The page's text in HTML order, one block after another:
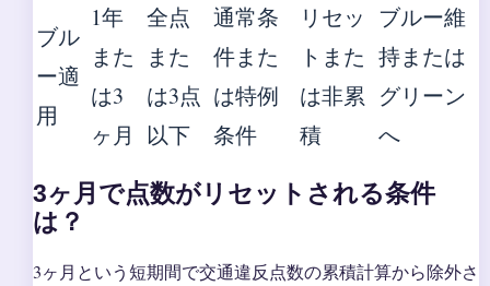
ブル
ー適
用
1年
また
は3
ヶ月
全点
また
は3点
以下
通常条
件また
は特例
条件
リセッ
トまた
は非累
積
ブルー維
持または
グリーン
へ
3ヶ月で点数がリセットされる条件
は？
3ヶ月という短期間で交通違反点数の累積計算から除外さ